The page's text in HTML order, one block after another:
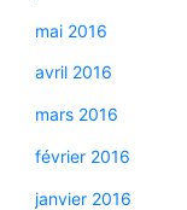
mai 2016
avril 2016
mars 2016
février 2016
janvier 2016